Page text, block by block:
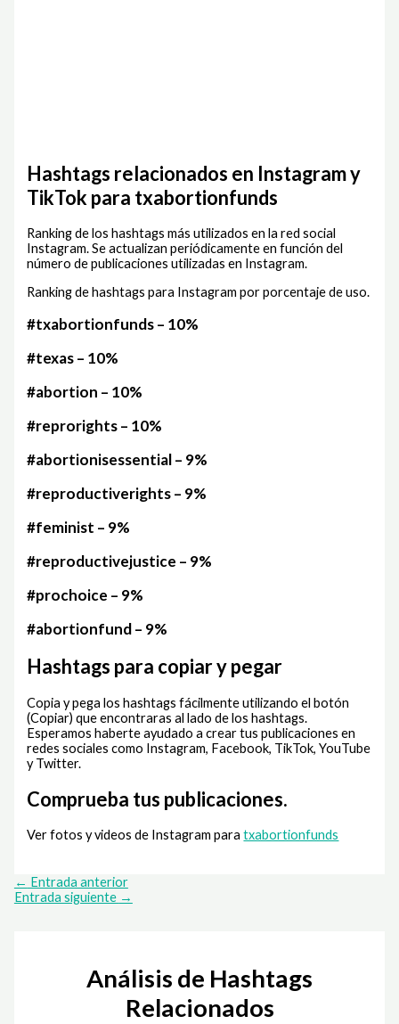
Hashtags relacionados en Instagram y
TikTok para txabortionfunds
Ranking de los hashtags más utilizados en la red social
Instagram. Se actualizan periódicamente en función del
número de publicaciones utilizadas en Instagram.
Ranking de hashtags para Instagram por porcentaje de uso.
#txabortionfunds – 10%
#texas – 10%
#abortion – 10%
#reprorights – 10%
#abortionisessential – 9%
#reproductiverights – 9%
#feminist – 9%
#reproductivejustice – 9%
#prochoice – 9%
#abortionfund – 9%
Hashtags para copiar y pegar
Copia y pega los hashtags fácilmente utilizando el botón
(Copiar) que encontraras al lado de los hashtags.
Esperamos haberte ayudado a crear tus publicaciones en
redes sociales como Instagram, Facebook, TikTok, YouTube
y Twitter.
Comprueba tus publicaciones.
Ver fotos y videos de Instagram paratxabortionfunds
← Entrada anterior
Entrada siguiente →
Análisis de Hashtags
Relacionados